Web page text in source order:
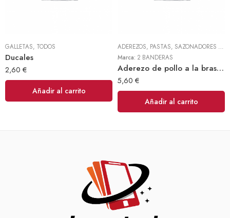
GALLETAS, TODOS
Ducales
2,60 €
Añadir al carrito
ADEREZOS, PASTAS, SAZONADORES Y CONDIMENTOS
Marca: 2 BANDERAS
Aderezo de pollo a la brasa 300gr (2 Banderas)
5,60 €
Añadir al carrito